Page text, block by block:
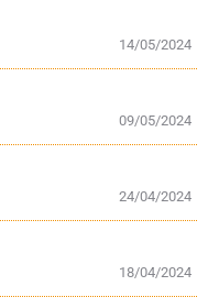
14/05/2024
09/05/2024
24/04/2024
18/04/2024